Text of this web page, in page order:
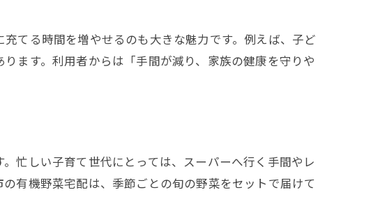
てる時間を増やせるのも大きな魅力です。例えば、子ど
ます。利用者からは「手間が減り、家族の健康を守りや
忙しい子育て世代にとっては、スーパーへ行く手間やレ
有機野菜宅配は、季節ごとの旬の野菜をセットで届けて